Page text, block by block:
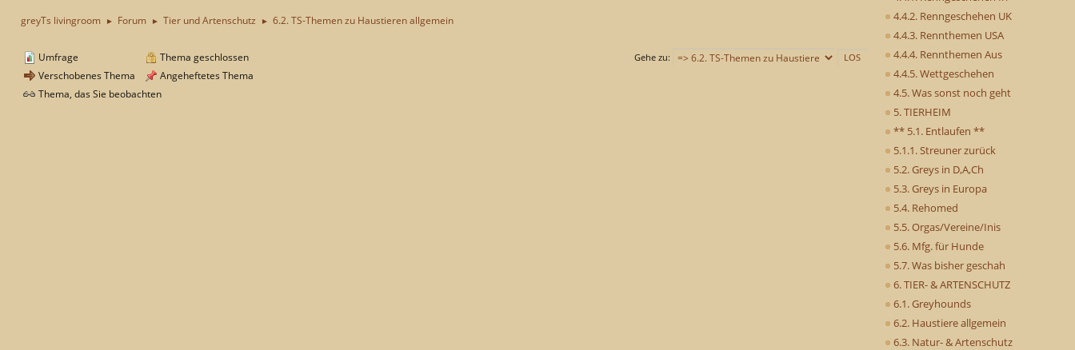
4.4.2. Renngeschehen UK
4.4.3. Rennthemen USA
4.4.4. Rennthemen Aus
4.4.5. Wettgeschehen
4.5. Was sonst noch geht
5. TIERHEIM
** 5.1. Entlaufen **
5.1.1. Streuner zurück
5.2. Greys in D,A,Ch
5.3. Greys in Europa
5.4. Rehomed
5.5. Orgas/Vereine/Inis
5.6. Mfg. für Hunde
5.7. Was bisher geschah
6. TIER- & ARTENSCHUTZ
6.1. Greyhounds
6.2. Haustiere allgemein
6.3. Natur- & Artenschutz
greyTs livingroom ► Forum ► Tier und Artenschutz ► 6.2. TS-Themen zu Haustieren allgemein
Gehe zu
Umfrage
Verschobenes Thema
Thema geschlossen
Angeheftetes Thema
Thema, das Sie beobachten